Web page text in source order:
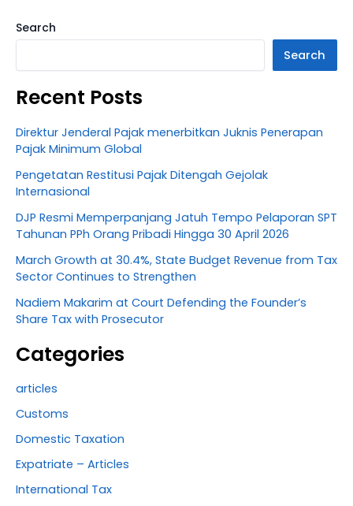
Search
Search
Recent Posts
Direktur Jenderal Pajak menerbitkan Juknis Penerapan
Pajak Minimum Global
Pengetatan Restitusi Pajak Ditengah Gejolak
Internasional
DJP Resmi Memperpanjang Jatuh Tempo Pelaporan SPT
Tahunan PPh Orang Pribadi Hingga 30 April 2026
March Growth at 30.4%, State Budget Revenue from Tax
Sector Continues to Strengthen
Nadiem Makarim at Court Defending the Founder’s
Share Tax with Prosecutor
Categories
articles
Customs
Domestic Taxation
Expatriate – Articles
International Tax